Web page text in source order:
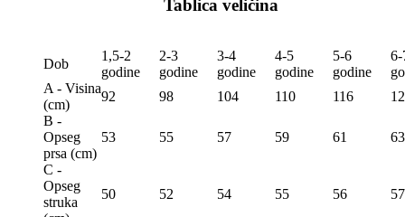
Tablica veličina
Dob
1,5-2
godine
2-3
godine
3-4
godine
4-5
godine
5-6
godine
6-
A - Visina
(сm)
92 98 104 110 116
B -
Opseg
prsa (сm)
53 55 57 59 61 63
C -
Opseg
struka
50 52 54 55 56 57